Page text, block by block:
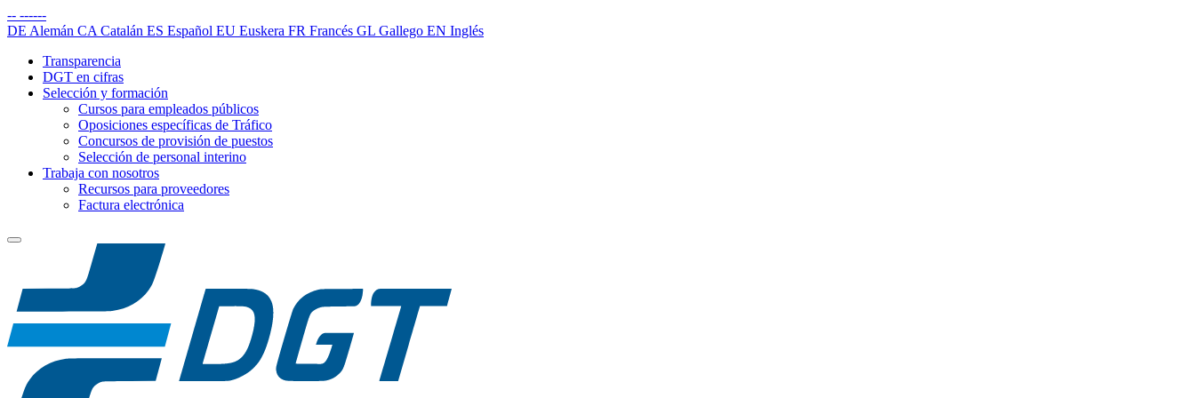
-- ------
DE Alemán CA Catalán ES Español EU Euskera FR Francés GL Gallego EN Inglés
Transparencia
DGT en cifras
Selección y formación
Cursos para empleados públicos
Oposiciones específicas de Tráfico
Concursos de provisión de puestos
Selección de personal interino
Trabaja con nosotros
Recursos para proveedores
Factura electrónica